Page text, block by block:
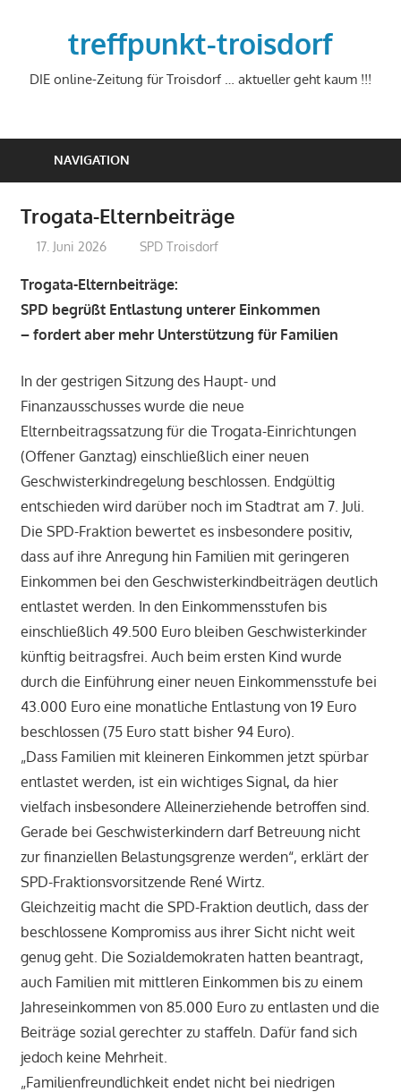
treffpunkt-troisdorf
DIE online-Zeitung für Troisdorf … aktueller geht kaum !!!
NAVIGATION
Trogata-Elternbeiträge
17. Juni 2026 treffpunkt
SPD Troisdorf
Trogata-Elternbeiträge:
SPD begrüßt Entlastung unterer Einkommen
– fordert aber mehr Unterstützung für Familien
In der gestrigen Sitzung des Haupt- und
Finanzausschusses wurde die neue
Elternbeitragssatzung für die Trogata-Einrichtungen
(Offener Ganztag) einschließlich einer neuen
Geschwisterkindregelung beschlossen. Endgültig
entschieden wird darüber noch im Stadtrat am 7. Juli.
Die SPD-Fraktion bewertet es insbesondere positiv,
dass auf ihre Anregung hin Familien mit geringeren
Einkommen bei den Geschwisterkindbeiträgen deutlich
entlastet werden. In den Einkommensstufen bis
einschließlich 49.500 Euro bleiben Geschwisterkinder
künftig beitragsfrei. Auch beim ersten Kind wurde
durch die Einführung einer neuen Einkommensstufe bei
43.000 Euro eine monatliche Entlastung von 19 Euro
beschlossen (75 Euro statt bisher 94 Euro).
„Dass Familien mit kleineren Einkommen jetzt spürbar
entlastet werden, ist ein wichtiges Signal, da hier
vielfach insbesondere Alleinerziehende betroffen sind.
Gerade bei Geschwisterkindern darf Betreuung nicht
zur finanziellen Belastungsgrenze werden“, erklärt der
SPD-Fraktionsvorsitzende René Wirtz.
Gleichzeitig macht die SPD-Fraktion deutlich, dass der
beschlossene Kompromiss aus ihrer Sicht nicht weit
genug geht. Die Sozialdemokraten hatten beantragt,
auch Familien mit mittleren Einkommen bis zu einem
Jahreseinkommen von 85.000 Euro zu entlasten und die
Beiträge sozial gerechter zu staffeln. Dafür fand sich
jedoch keine Mehrheit.
„Familienfreundlichkeit endet nicht bei niedrigen